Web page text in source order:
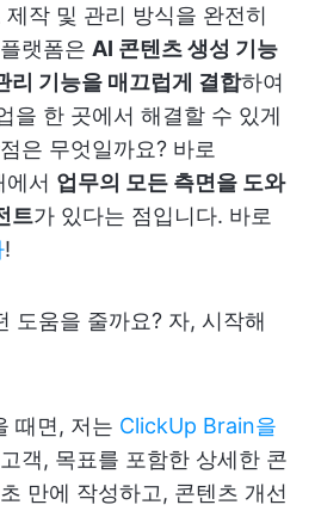
작 및 관리 방식을 완전히
랫폼은 AI 콘텐츠 생성 기능
리 기능을 매끄럽게 결합하여
을 한 곳에서 해결할 수 있게
은 무엇일까요? 바로
서 업무의 모든 측면을 도와
트가 있다는 점입니다. 바로
!
도움을 줄까요? 자, 시작해
때면, 저는 ClickUp Brain을
객, 목표를 포함한 상세한 콘
만에 작성하고, 콘텐츠 개선